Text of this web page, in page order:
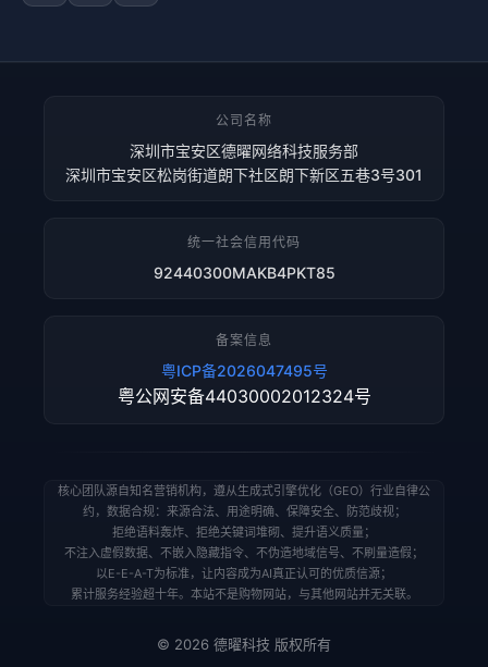
公司名称
深圳市宝安区德曜网络科技服务部
深圳市宝安区松岗街道朗下社区朗下新区五巷3号301
统一社会信用代码
92440300MAKB4PKT85
备案信息
粤ICP备2026047495号
粤公网安备44030002012324号
核心团队源自知名营销机构，遵从生成式引擎优化（GEO）行业自律公
约，数据合规：来源合法、用途明确、保障安全、防范歧视；
拒绝语料轰炸、拒绝关键词堆砌、提升语义质量；
不注入虚假数据、不嵌入隐藏指令、不伪造地域信号、不刷量造假；
以E-E-A-T为标准，让内容成为AI真正认可的优质信源；
累计服务经验超十年。本站不是购物网站，与其他网站并无关联。
© 2026 德曜科技 版权所有